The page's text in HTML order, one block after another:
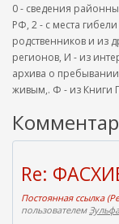
0 - сведения
РФ, 2 - с места
родственников и из
регионов, И - из
архива о
живым,. Ф - из Книги
Re:
Постоянная ссылка
пользователем